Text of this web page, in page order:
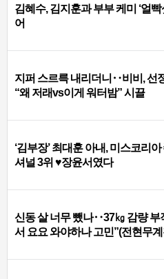
김혜수, 김지훈과 부부 케미 ‘얼빡
어
지퍼 스르륵 내리더니‥비비, 선
“왜 저래vs이게 워터밤” 시끌
‘김부장’ 최대훈 아내, 미스코리
셔널 3위 ♥장윤서였다
신동 살 너무 뺐나‥37㎏ 감량 부
서 요요 와야하나 고민”(전현무